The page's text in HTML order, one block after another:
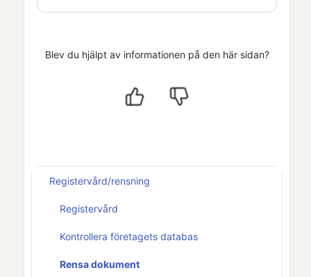
Blev du hjälpt av informationen på den här sidan?
Registervård/rensning
Registervård
Kontrollera företagets databas
Rensa dokument